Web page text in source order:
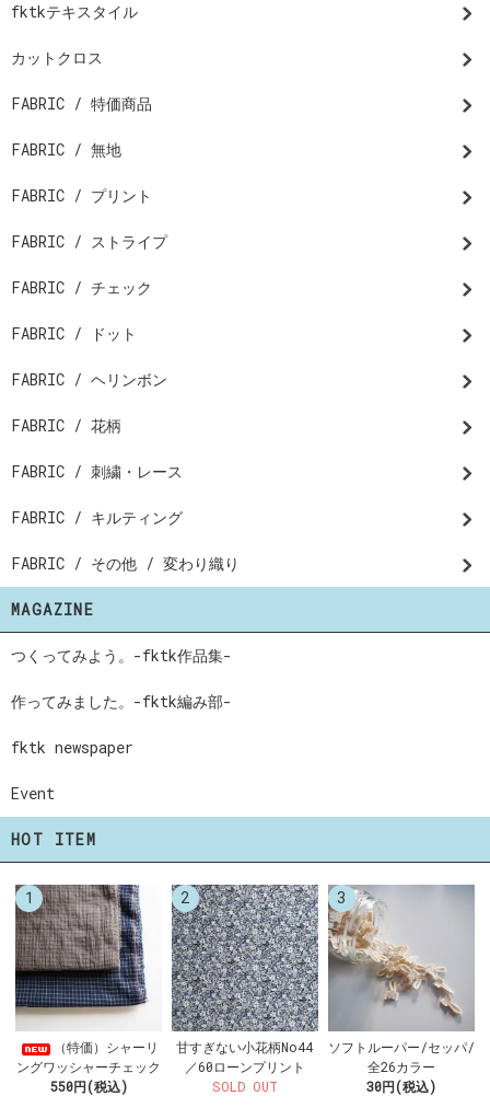
fktkテキスタイル
カットクロス
FABRIC / 特価商品
FABRIC / 無地
FABRIC / プリント
FABRIC / ストライプ
FABRIC / チェック
FABRIC / ドット
FABRIC / ヘリンボン
FABRIC / 花柄
FABRIC / 刺繍・レース
FABRIC / キルティング
FABRIC / その他 / 変わり織り
MAGAZINE
つくってみよう。-fktk作品集-
作ってみました。-fktk編み部-
fktk newspaper
Event
HOT ITEM
1
（特価）シャーリ
ングワッシャーチェック
550円(税込)
2
甘すぎない小花柄No44
／60ローンプリント
SOLD OUT
3
ソフトルーパー/セッパ/
全26カラー
30円(税込)